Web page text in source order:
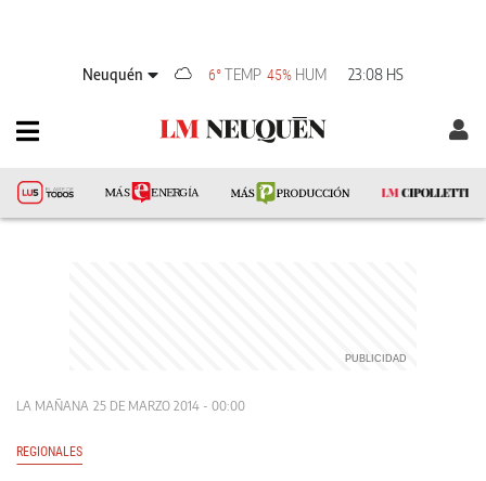
Neuquén 6°TEMP 45% HUM 23:08 HS
LA MAÑANA 25 DE MARZO 2014 - 00:00
REGIONALES